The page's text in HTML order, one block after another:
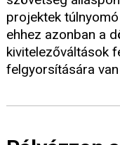
projektek
ehhez azonban a
kivitelezőváltások
felgyorsítására